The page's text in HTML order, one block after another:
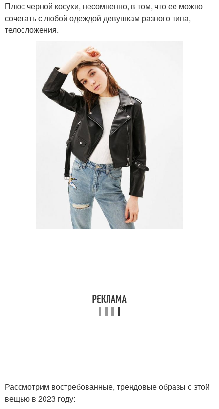
Плюс черной косухи, несомненно, в том, что ее можно
сочетать с любой одеждой девушкам разного типа,
телосложения.
Рассмотрим востребованные, трендовые образы с этой
вещью в 2023 году: